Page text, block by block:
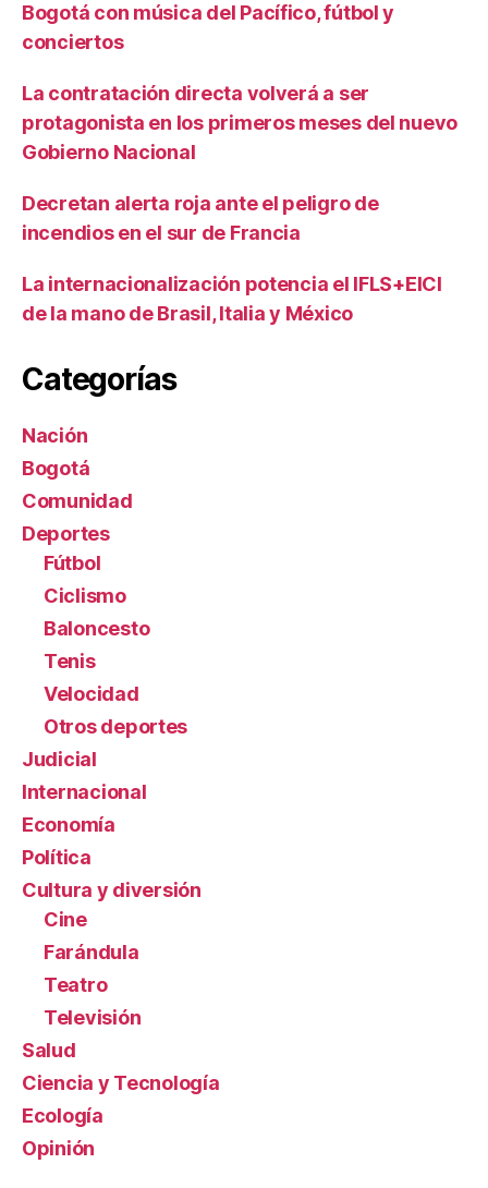
Bogotá con música del Pacífico, fútbol y
conciertos
La contratación directa volverá a ser
protagonista en los primeros meses del nuevo
Gobierno Nacional
Decretan alerta roja ante el peligro de
incendios en el sur de Francia
La internacionalización potencia el IFLS+EICI
de la mano de Brasil, Italia y México
Categorías
Nación
Bogotá
Comunidad
Deportes
Fútbol
Ciclismo
Baloncesto
Tenis
Velocidad
Otros deportes
Judicial
Internacional
Economía
Política
Cultura y diversión
Cine
Farándula
Teatro
Televisión
Salud
Ciencia y Tecnología
Ecología
Opinión